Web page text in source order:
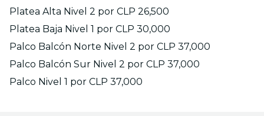
Platea Alta Nivel 2 por CLP 26,500
Platea Baja Nivel 1 por CLP 30,000
Palco Balcón Norte Nivel 2 por CLP 37,000
Palco Balcón Sur Nivel 2 por CLP 37,000
Palco Nivel 1 por CLP 37,000